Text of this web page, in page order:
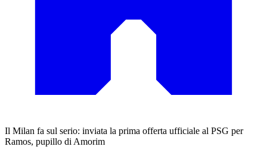
Il Milan fa sul serio: inviata la prima offerta ufficiale al PSG per
Ramos, pupillo di Amorim